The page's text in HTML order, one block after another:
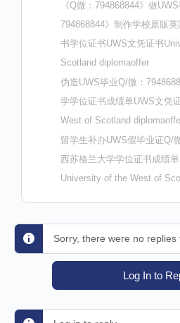
《Q微：794868844》做
794868844》制作学校原版
书学位证书UWS文凭证书
Scotland diplomaoffer
伪造UWS毕业Q/微：
学学位证书成绩单UWS文凭
West of Scotland
留学生补办UWS假毕业证Q/
西苏格兰大学学位证书成绩
University of the West of
Sorry, there were no replies
Log In to